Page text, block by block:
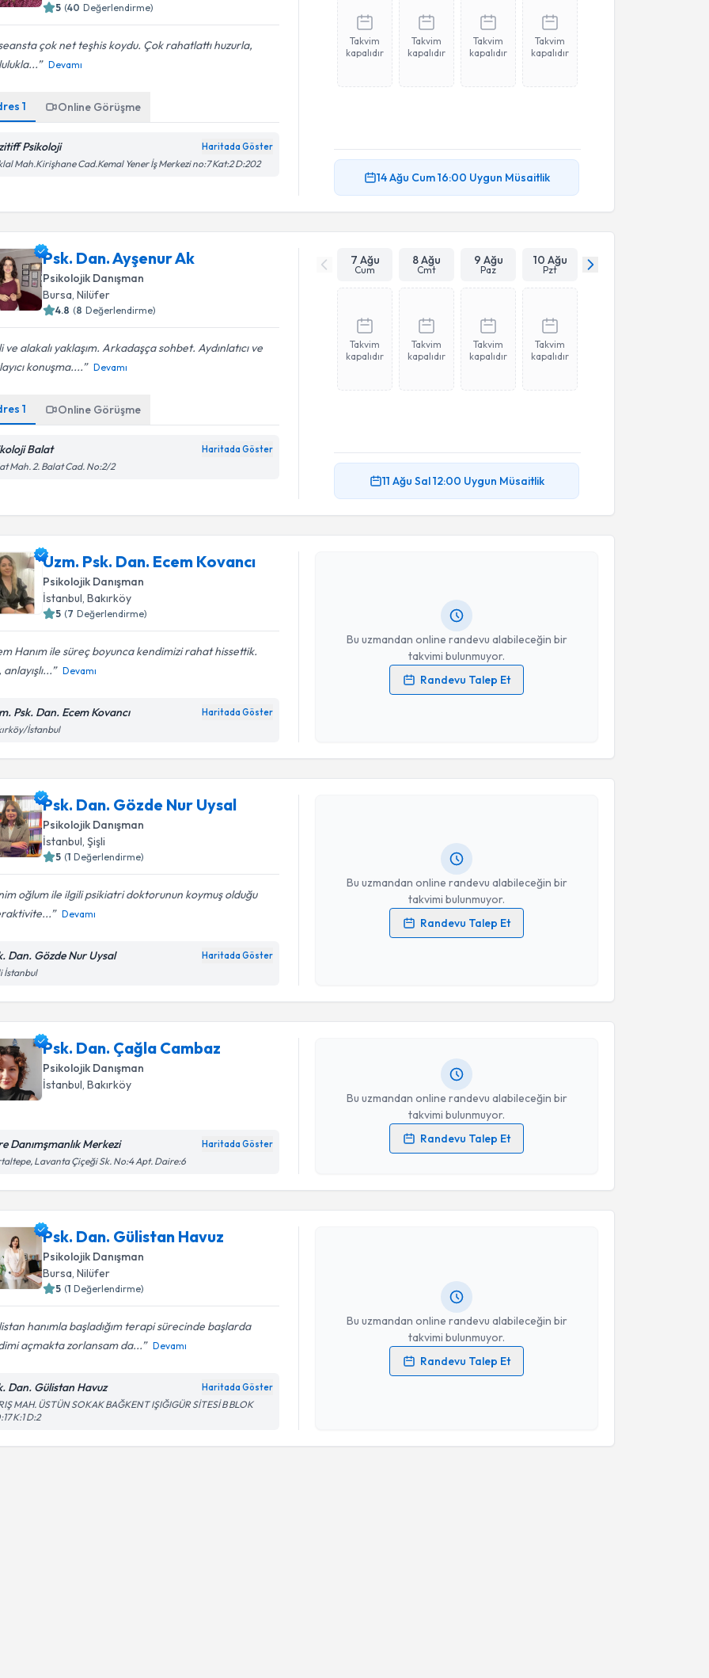
5 (40 Değerlendirme)
çok net teşhis koydu. Çok rahatlattı huzurla,
Devamı
1 Online Görüşme
Psikoloji Haritada Göster
Mah.Kirişhane Cad.Kemal Yener İş Merkezi no:7 Kat:2 D:202
Takvim
kapalıdır
Takvim
kapalıdır
Takvim
kapalıdır
Takvim
kapalıdır
14 Ağu Cum16:00 Uygun Müsaitlik
Psk. Dan. Ayşenur Ak
Psikolojik Danışman
Bursa, Nilüfer
4.8 (8 Değerlendirme)
ve alakalı yaklaşım. Arkadaşça sohbet. Aydınlatıcı ve
konuşma....
Devamı
1 Online Görüşme
Balat Haritada Göster
Mah. 2. Balat Cad. No:2/2
7 Ağu
Cum
8 Ağu
Cmt
9 Ağu
Paz
10 Ağu
Pzt
Takvim
kapalıdır
Takvim
kapalıdır
Takvim
kapalıdır
Takvim
kapalıdır
11 Ağu Sal12:00 Uygun Müsaitlik
Uzm. Psk. Dan. Ecem Kovancı
Psikolojik Danışman
İstanbul, Bakırköy
5 (7 Değerlendirme)
Hanım ile süreç boyunca kendimizi rahat hissettik.
Devamı
Psk. Dan. Ecem Kovancı Haritada Göster
İstanbul
Bu uzmandan online randevu alabileceğin bir
takvimi bulunmuyor.
Randevu Talep Et
Randevu Takvimi Talebi
Uzm. Psk. Dan. Ecem Kovancı
Kişisel verilerimin işlenmesine ilişkinAydınlatma Metni
Takvim Talebini Gönder
Psk. Dan. Gözde Nur Uysal
Psikolojik Danışman
İstanbul, Şişli
5 (1 Değerlendirme)
oğlum ile ilgili psikiatri doktorunun koymuş olduğu
Devamı
Dan. Gözde Nur Uysal Haritada Göster
İstanbul
Bu uzmandan online randevu alabileceğin bir
takvimi bulunmuyor.
Randevu Talep Et
Randevu Takvimi Talebi
Psk. Dan. Gözde Nur Uysal
Kişisel verilerimin işlenmesine ilişkinAydınlatma Metni
Takvim Talebini Gönder
Psk. Dan. Çağla Cambaz
Psikolojik Danışman
İstanbul, Bakırköy
Danımşmanlık Merkezi Haritada Göster
Lavanta Çiçeği Sk. No:4 Apt. Daire:6
Bu uzmandan online randevu alabileceğin bir
takvimi bulunmuyor.
Randevu Talep Et
Kişisel verilerimin işlenmesine ilişkinAydınlatma Metni
işlenmesini kabul ediyorum.
Psk. Dan. Gülistan Havuz
Psikolojik Danışman
Bursa, Nilüfer
5 (1 Değerlendirme)
hanımla başladığım terapi sürecinde başlarda
açmakta zorlansam da...
Devamı
Dan. Gülistan Havuz Haritada Göster
MAH. ÜSTÜN SOKAK BAĞKENT IŞIĞIGÜR SİTESİ B BLOK
K:1 D:2
Bu uzmandan online randevu alabileceğin bir
takvimi bulunmuyor.
Randevu Talep Et
Kişisel verilerimin işlenmesine ilişkinAydınlatma Metni